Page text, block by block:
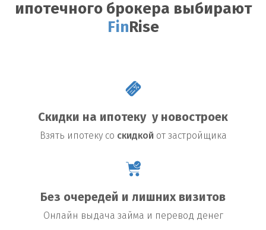
ипотечного брокера выбирают
Fin Rise
Скидки на ипотеку у новостроек
Взять ипотеку со скидкой от застройщика
Без очередей и лишних визитов
Онлайн выдача займа и перевод денег